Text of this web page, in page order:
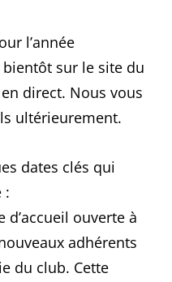
l’année
bientôt sur le site du
direct. Nous vous
ultérieurement.
dates clés qui
:
d’accueil ouverte à
adhérents
du club. Cette